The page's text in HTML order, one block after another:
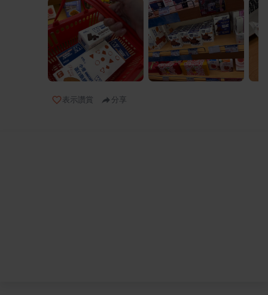
表示讚賞 分享